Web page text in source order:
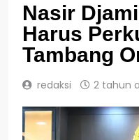
Nasir
Harus
Tambang
redaksi 2 tahun